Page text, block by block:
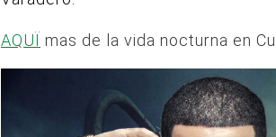
AQUÏ mas de la vida nocturna en